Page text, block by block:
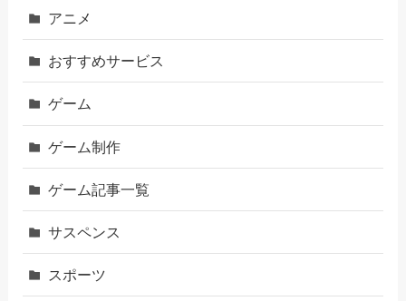
アニメ
おすすめサービス
ゲーム
ゲーム制作
ゲーム記事一覧
サスペンス
スポーツ